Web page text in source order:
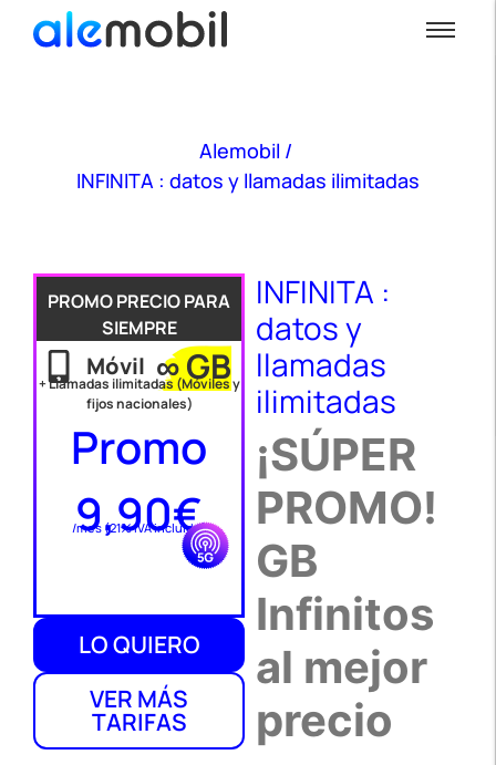
Alemobil /
INFINITA : datos y llamadas ilimitadas
PROMO PRECIO PARA
SIEMPRE
Móvil ∞ GB
+ Llamadas ilimitadas (Móviles y
fijos nacionales)
Promo
9,90€
/mes (21% IVA incluido)
LO QUIERO
VER MÁS
TARIFAS
INFINITA :
datos y
llamadas
ilimitadas
¡SÚPER
PROMO!
GB
Infinitos
al mejor
precio